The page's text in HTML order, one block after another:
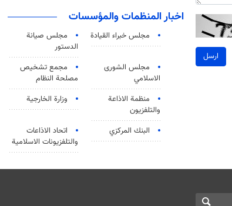
ارسل
اخبار المنظمات والمؤسسات
مجلس خبراء القيادة
مجلس صيانة
الدستور
مجلس الشورى
الاسلامي
مجمع تشخيص
مصلحة النظام
منظمة الاذاعة
والتلفزیون
وزارة الخارجية
البنك المركزي
اتحاد الاذاعات
والتلفزيونات الاسلامية